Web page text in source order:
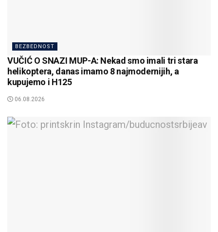
BEZBEDNOST
VUČIĆ O SNAZI MUP-A: Nekad smo imali tri stara
helikoptera, danas imamo 8 najmodernijih, a
kupujemo i H125
06.08.2026